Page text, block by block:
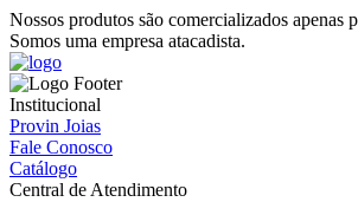
Nossos produtos são comercializados apenas
Somos uma empresa atacadista.
Institucional
Provin Joias
Fale Conosco
Catálogo
Central de Atendimento